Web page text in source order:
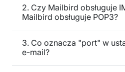
2. Czy Mailbird obsługuje
Mailbird obsługuje POP3?
3. Co oznacza "port" w
e-mail?